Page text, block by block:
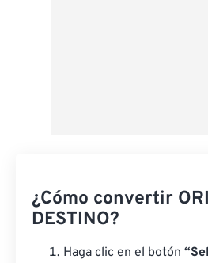
¿Cómo convertir
DESTINO?
Haga clic en el botón